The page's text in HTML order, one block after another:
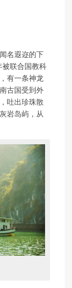
名遐迩的下
联合国教科
有一条神龙
古国受到外
吐出珍珠散
岩岛屿，从